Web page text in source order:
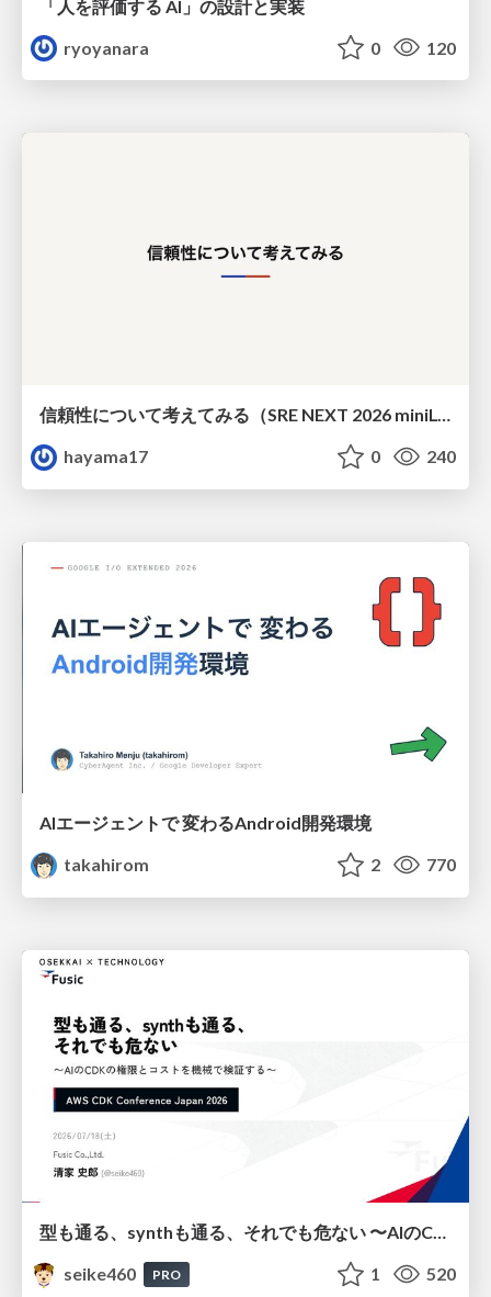
「人を評価する AI」の 設計と実装
ryoyanara
0 120
信頼性について考えてみる（SRE NEXT 2026 miniLT）
hayama17
0 240
AIエージェントで 変わるAndroid開発環境
takahirom
2 770
seike460
PRO 1 520